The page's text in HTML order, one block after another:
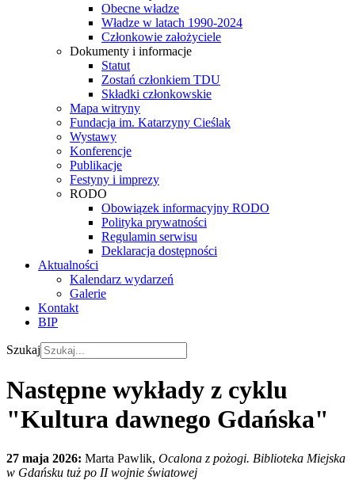
Obecne władze
Władze w latach 1990-2024
Członkowie założyciele
Dokumenty i informacje
Statut
Zostań członkiem TDU
Składki członkowskie
Mapa witryny
Fundacja im. Katarzyny Cieślak
Wystawy
Konferencje
Publikacje
Festyny i imprezy
RODO
Obowiązek informacyjny RODO
Polityka prywatności
Regulamin serwisu
Deklaracja dostępności
Aktualności
Kalendarz wydarzeń
Galerie
Kontakt
BIP
Szukaj
Następne wykłady z cyklu
"Kultura dawnego Gdańska"
27 maja 2026: Marta Pawlik, Ocalona z pożogi. Biblioteka Miejska
w Gdańsku tuż po II wojnie światowej